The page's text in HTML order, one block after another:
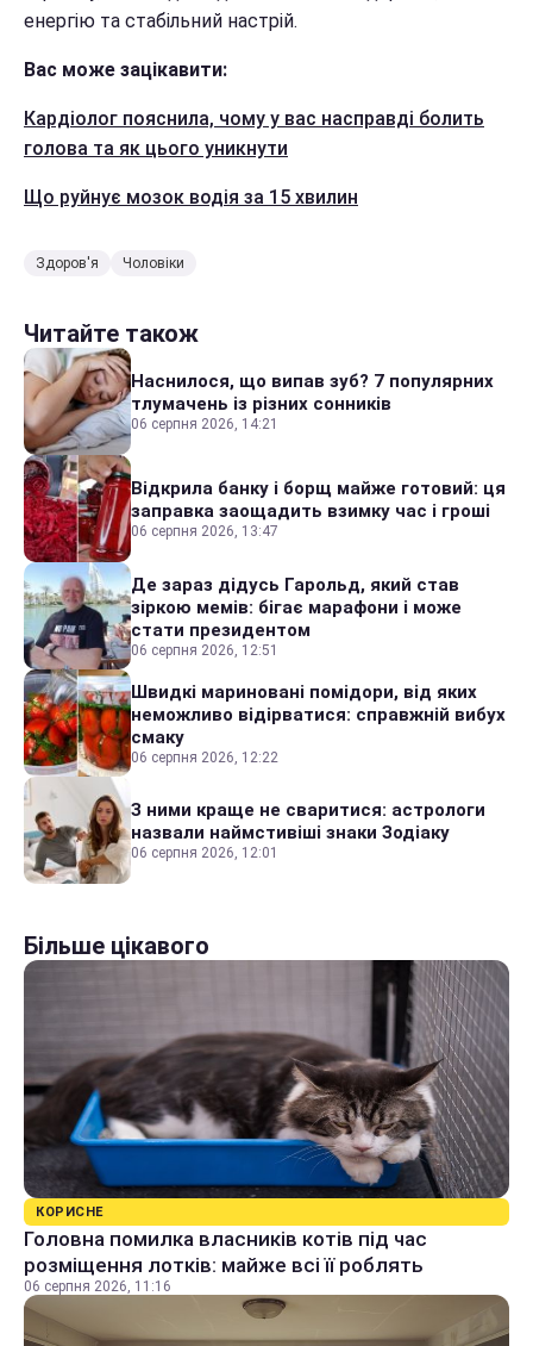
енергію та стабільний настрій.
Вас може зацікавити:
Кардіолог пояснила, чому у вас насправді болить
голова та як цього уникнути
Що руйнує мозок водія за 15 хвилин
Здоров'я Чоловіки
Читайте також
Наснилося, що випав зуб? 7 популярних
тлумачень із різних сонників
06 серпня 2026, 14:21
Відкрила банку і борщ майже готовий: ця
заправка заощадить взимку час і гроші
06 серпня 2026, 13:47
Де зараз дідусь Гарольд, який став
зіркою мемів: бігає марафони і може
стати президентом
06 серпня 2026, 12:51
Швидкі мариновані помідори, від яких
неможливо відірватися: справжній вибух
смаку
06 серпня 2026, 12:22
З ними краще не сваритися: астрологи
назвали наймстивіші знаки Зодіаку
06 серпня 2026, 12:01
Більше цікавого
КОРИСНЕ
Головна помилка власників котів під час
розміщення лотків: майже всі її роблять
06 серпня 2026, 11:16